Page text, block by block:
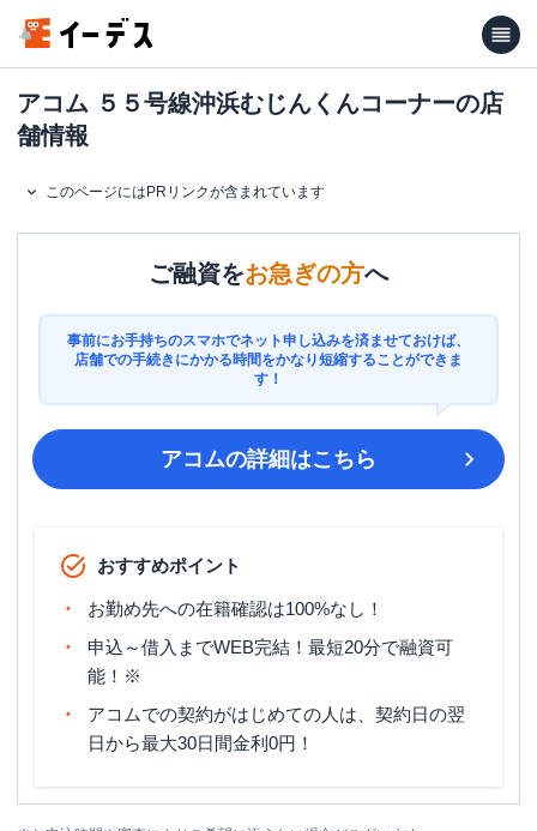
アコム ５５号線沖浜むじんくんコーナーの店
舗情報
このページにはPRリンクが含まれています
ご融資をお急ぎの方へ
事前にお手持ちのスマホでネット申し込みを済ませておけば、
店舗での手続きにかかる時間をかなり短縮することができま
す！
アコムの詳細はこちら
おすすめポイント
お勤め先への在籍確認は100%なし！
申込～借入までWEB完結！最短20分で融資可
能！※
アコムでの契約がはじめての人は、契約日の翌
日から最大30日間金利0円！